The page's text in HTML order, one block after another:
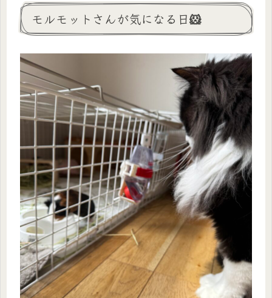
モルモットさんが気になる日🐹